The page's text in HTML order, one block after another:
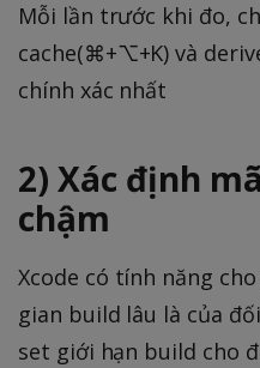
Mỗi lần trước khi đo,
cache(⌘+⌥+K) và
chính xác nhất
2) Xác định
chậm
Xcode có tính năng
gian build lâu là của
set giới hạn build cho